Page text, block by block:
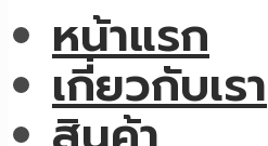
หน้าแรก
เกี่ยวกับเรา